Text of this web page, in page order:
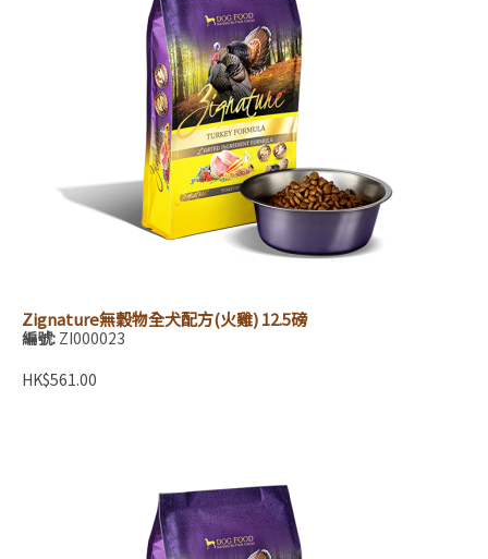
Zignature無穀物全犬配方(火雞) 12.5磅
編號: ZI000023
HK$561.00